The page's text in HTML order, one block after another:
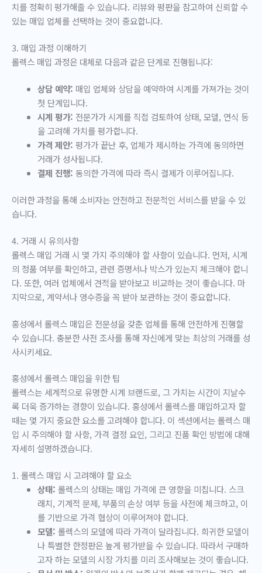
치를 정확히 평가해줄 수 있습니다. 리뷰와 평판을 참고하여 신뢰할 수
있는 매입 업체를 선택하는 것이 중요합니다.
3. 매입 과정 이해하기
롤렉스 매입 과정은 대체로 다음과 같은 단계로 진행됩니다:
상담 예약: 매입 업체와 상담을 예약하여 시계를 가져가는 것이
첫 단계입니다.
시계 평가: 전문가가 시계를 직접 검토하여 상태, 모델, 연식 등
을 고려해 가치를 평가합니다.
가격 제안: 평가가 끝난 후, 업체가 제시하는 가격에 동의하면
거래가 성사됩니다.
결제 진행: 동의한 가격에 따라 즉시 결제가 이루어집니다.
이러한 과정을 통해 소비자는 안전하고 전문적인 서비스를 받을 수 있
습니다.
4. 거래 시 유의사항
롤렉스 매입 거래 시 몇 가지 주의해야 할 사항이 있습니다. 먼저, 시계
의 정품 여부를 확인하고, 관련 증명서나 박스가 있는지 체크해야 합니
다. 또한, 여러 업체에서 견적을 받아보고 비교하는 것이 좋습니다. 마
지막으로, 계약서나 영수증을 꼭 받아 보관하는 것이 중요합니다.
홍성에서 롤렉스 매입은 전문성을 갖춘 업체를 통해 안전하게 진행할
수 있습니다. 충분한 사전 조사를 통해 자신에게 맞는 최상의 거래를 성
사시키세요.
홍성에서 롤렉스 매입을 위한 팁
롤렉스는 세계적으로 유명한 시계 브랜드로, 그 가치는 시간이 지날수
록 더욱 증가하는 경향이 있습니다. 홍성에서 롤렉스를 매입하고자 할
때는 몇 가지 중요한 요소를 고려해야 합니다. 이 섹션에서는 롤렉스 매
입 시 주의해야 할 사항, 가격 결정 요인, 그리고 진품 확인 방법에 대해
자세히 설명하겠습니다.
1. 롤렉스 매입 시 고려해야 할 요소
상태: 롤렉스의 상태는 매입 가격에 큰 영향을 미칩니다. 스크
래치, 기계적 문제, 부품의 손상 여부 등을 사전에 체크하고, 이
를 기반으로 가격 협상이 이루어져야 합니다.
모델: 롤렉스의 모델에 따라 가격이 달라집니다. 희귀한 모델이
나 특별한 한정판은 높게 평가받을 수 있습니다. 따라서 구매하
고자 하는 모델의 시장 가치를 미리 조사해보는 것이 좋습니다.